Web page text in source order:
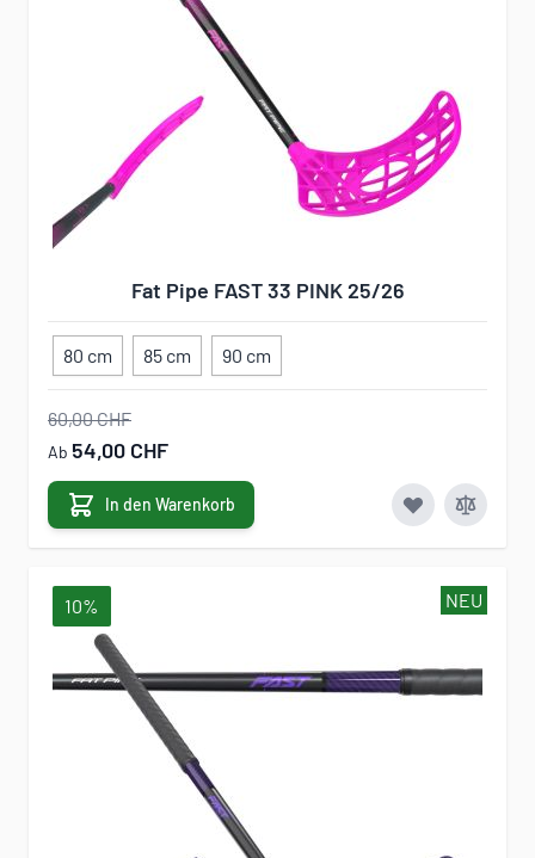
Fat Pipe FAST 33 PINK 25/26
80 cm 85 cm 90 cm
60,00 CHF
Ab 54,00 CHF
In den Warenkorb
NEU
10%